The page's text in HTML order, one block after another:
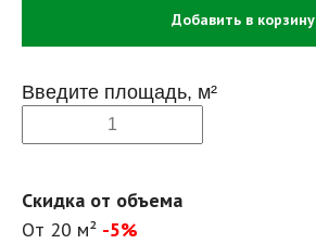
Добавить в корзину
Введите площадь, м²
Скидка от объема
От 20 м² -5%